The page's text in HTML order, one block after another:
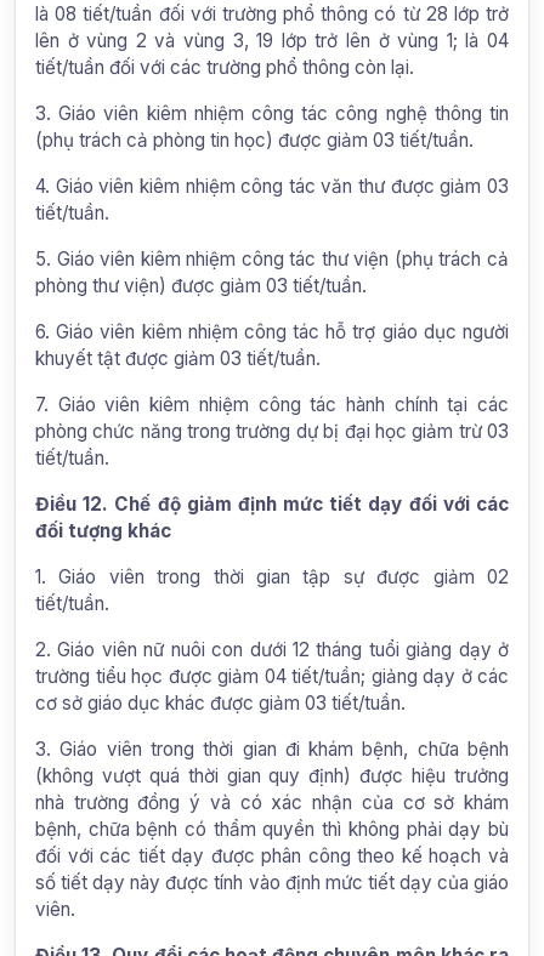
là 08 tiết/tuần đối với trường phổ thông có từ 28 lớp trở
lên ở vùng 2 và vùng 3, 19 lớp trở lên ở vùng 1; là 04
tiết/tuần đối với các trường phổ thông còn lại.
3. Giáo viên kiêm nhiệm công tác công nghệ thông tin
(phụ trách cả phòng tin học) được giảm 03 tiết/tuần.
4. Giáo viên kiêm nhiệm công tác văn thư được giảm 03
tiết/tuần.
5. Giáo viên kiêm nhiệm công tác thư viện (phụ trách cả
phòng thư viện) được giảm 03 tiết/tuần.
6. Giáo viên kiêm nhiệm công tác hỗ trợ giáo dục người
khuyết tật được giảm 03 tiết/tuần.
7. Giáo viên kiêm nhiệm công tác hành chính tại các
phòng chức năng trong trường dự bị đại học giảm trừ 03
tiết/tuần.
Điều 12. Chế độ giảm định mức tiết dạy đối với các
đối tượng khác
1. Giáo viên trong thời gian tập sự được giảm 02
tiết/tuần.
2. Giáo viên nữ nuôi con dưới 12 tháng tuổi giảng dạy ở
trường tiểu học được giảm 04 tiết/tuần; giảng dạy ở các
cơ sở giáo dục khác được giảm 03 tiết/tuần.
3. Giáo viên trong thời gian đi khám bệnh, chữa bệnh
(không vượt quá thời gian quy định) được hiệu trưởng
nhà trường đồng ý và có xác nhận của cơ sở khám
bệnh, chữa bệnh có thẩm quyền thì không phải dạy bù
đối với các tiết dạy được phân công theo kế hoạch và
số tiết dạy này được tính vào định mức tiết dạy của giáo
viên.